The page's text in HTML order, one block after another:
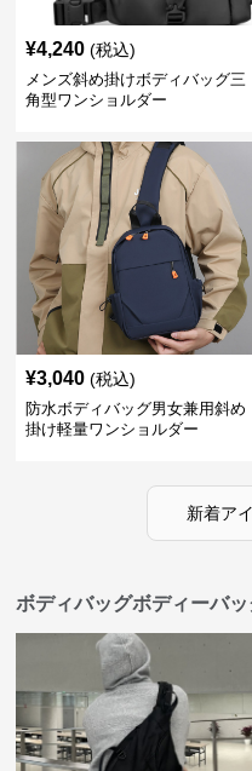
¥4,240 (税込)
メンズ斜め掛けボディバッグ三
角型ワンショルダー
¥3,040 (税込)
防水ボディバッグ男女兼用斜め
掛け軽量ワンショルダー
新着ア
ボディバッグボディーバ